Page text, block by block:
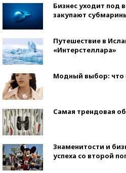
Бизнес уходит под
закупают
Путешествие в
«Интерстеллара»
Модный выбор: что
Самая трендовая
Знаменитости и
успеха со второй